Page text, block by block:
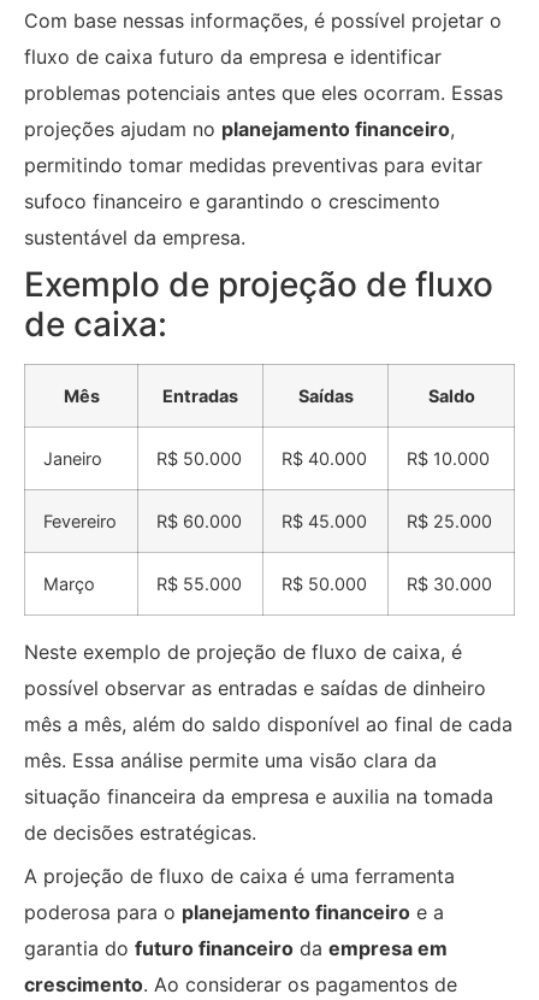
Com base nessas informações, é possível projetar o
fluxo de caixa futuro da empresa e identificar
problemas potenciais antes que eles ocorram. Essas
projeções ajudam no planejamento financeiro,
permitindo tomar medidas preventivas para evitar
sufoco financeiro e garantindo o crescimento
sustentável da empresa.
Exemplo de projeção de fluxo
de caixa:
Mês Entradas Saídas Saldo
Janeiro R$ 50.000 R$ 40.000 R$ 10.000
Fevereiro R$ 60.000 R$ 45.000 R$ 25.000
Março R$ 55.000 R$ 50.000 R$ 30.000
Neste exemplo de projeção de fluxo de caixa, é
possível observar as entradas e saídas de dinheiro
mês a mês, além do saldo disponível ao final de cada
mês. Essa análise permite uma visão clara da
situação financeira da empresa e auxilia na tomada
de decisões estratégicas.
A projeção de fluxo de caixa é uma ferramenta
poderosa para o planejamento financeiro e a
garantia do futuro financeiro da empresa em
crescimento. Ao considerar os pagamentos de